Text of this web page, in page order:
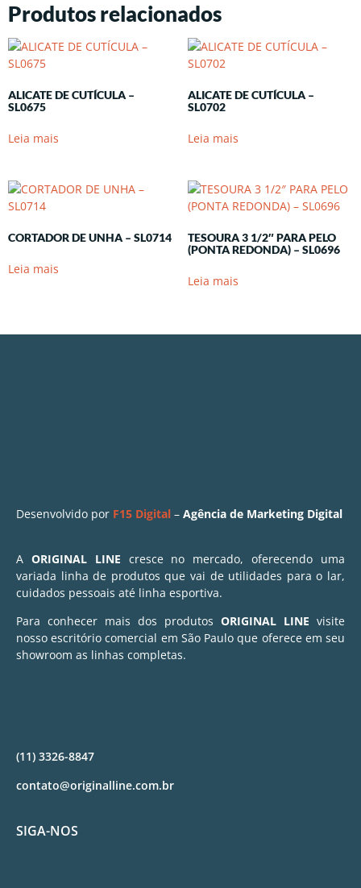
Produtos relacionados
ALICATE DE CUTÍCULA –
SL0675
Leia mais
ALICATE DE CUTÍCULA –
SL0702
Leia mais
CORTADOR DE UNHA – SL0714
Leia mais
TESOURA 3 1/2″ PARA PELO
(PONTA REDONDA) – SL0696
Leia mais
Desenvolvido por F15 Digital – Agência de Marketing Digital
A ORIGINAL LINE cresce no mercado, oferecendo uma
variada linha de produtos que vai de utilidades para o lar,
cuidados pessoais até linha esportiva.
Para conhecer mais dos produtos ORIGINAL LINE visite
nosso escritório comercial em São Paulo que oferece em seu
showroom as linhas completas.
(11) 3326-8847
contato@originalline.com.br
SIGA-NOS